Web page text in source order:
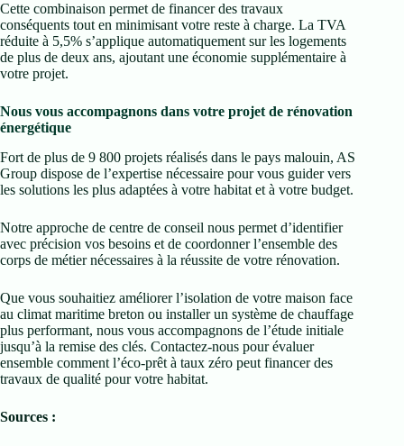
Cette combinaison permet de financer des travaux
conséquents tout en minimisant votre reste à charge. La TVA
réduite à 5,5% s’applique automatiquement sur les logements
de plus de deux ans, ajoutant une économie supplémentaire à
votre projet.
Nous vous accompagnons dans votre projet de rénovation
énergétique
Fort de plus de 9 800 projets réalisés dans le pays malouin, AS
Group dispose de l’expertise nécessaire pour vous guider vers
les solutions les plus adaptées à votre habitat et à votre budget.
Notre approche de centre de conseil nous permet d’identifier
avec précision vos besoins et de coordonner l’ensemble des
corps de métier nécessaires à la réussite de votre rénovation.
Que vous souhaitiez améliorer l’isolation de votre maison face
au climat maritime breton ou installer un système de chauffage
plus performant, nous vous accompagnons de l’étude initiale
jusqu’à la remise des clés. Contactez-nous pour évaluer
ensemble comment l’éco-prêt à taux zéro peut financer des
travaux de qualité pour votre habitat.
Sources :